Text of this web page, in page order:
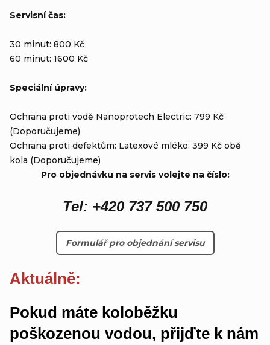
Servisní čas:
30 minut: 800 Kč
60 minut: 1600 Kč
Speciální úpravy:
Ochrana proti vodě Nanoprotech Electric: 799 Kč
(Doporučujeme)
Ochrana proti defektům: Latexové mléko: 399 Kč obě
kola (Doporučujeme)
Pro objednávku na servis volejte na číslo:
Tel: +420 737 500 750
Formulář pro objednání servisu
Aktuálně:
Pokud máte koloběžku
poškozenou vodou, přijďte k nám